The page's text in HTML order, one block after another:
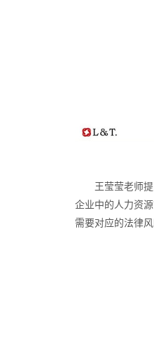
王莹莹老师
企业中的人力资
需要对应的法律